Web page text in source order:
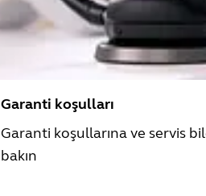
Garanti koşulları
Garanti koşullarına ve servis
bakın